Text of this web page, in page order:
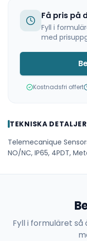
Få pris på
Fyll i
med
Kostnadsfri offert
TEKNISKA DETALJER
Telemecanique
NO/NC, IP65, 4PDT,
Fyll i formuläret